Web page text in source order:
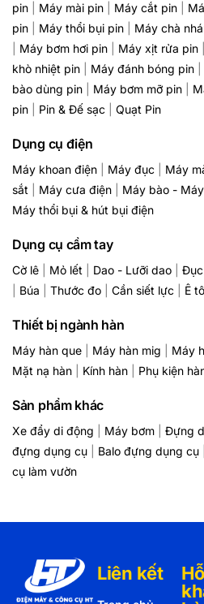
pin
Máy mài pin Máy cắt pin
pin
Máy thổi bụi pin Máy chà
Máy bơm hơi pin Máy xịt rửa pin
khò nhiệt pin
Máy đánh bóng pin
bào dùng pin
Máy bơm mỡ pin
pin
Pin & Đế sạc Quạt Pin
Dụng cụ điện
Máy khoan điện Máy đục Máy
sắt
Máy cưa điện Máy bào -
Máy thổi bụi & hút bụi điện
Dụng cụ cầm tay
Cờ lê Mỏ lết Dao - Lưỡi dao
Búa Thước đo Cần siết lực Ê
Thiết bị ngành hàn
Máy hàn que Máy hàn mig Máy
Mặt nạ hàn
Kính hàn Phụ kiện
Sản phẩm khác
Xe đẩy di động Máy bơm Đựng
đựng dụng cụ
Balo đựng dụng cụ
cụ làm vườn
Liên kết